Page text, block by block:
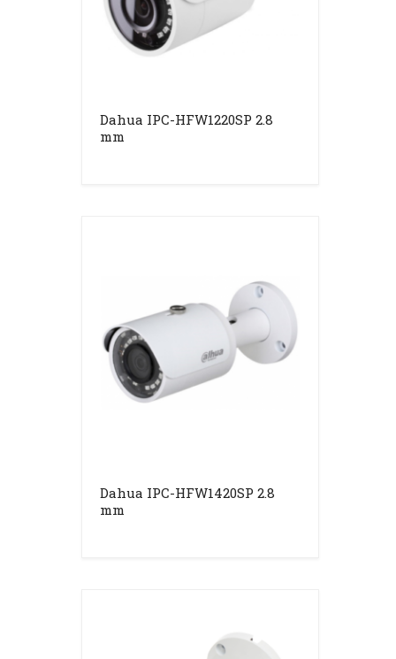
Dahua IPC-HFW1220SP 2.8
mm
Dahua IPC-HFW1420SP 2.8
mm